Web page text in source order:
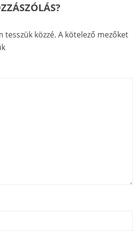
tesszük közzé. A kötelező mezőket